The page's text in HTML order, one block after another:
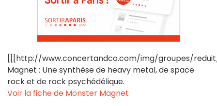
[[[http://www.concertandco.com/img/groupes/
Magnet : Une synthèse de heavy metal, de space
rock et de rock psychédélique.
Voir la fiche de Monster Magnet